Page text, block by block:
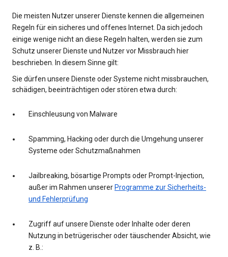
Die meisten Nutzer unserer Dienste kennen die allgemeinen
Regeln für ein sicheres und offenes Internet. Da sich jedoch
einige wenige nicht an diese Regeln halten, werden sie zum
Schutz unserer Dienste und Nutzer vor Missbrauch hier
beschrieben. In diesem Sinne gilt:
Sie dürfen unsere Dienste oder Systeme nicht missbrauchen,
schädigen, beeinträchtigen oder stören etwa durch:
Einschleusung von Malware
Spamming, Hacking oder durch die Umgehung unserer
Systeme oder Schutzmaßnahmen
Jailbreaking, bösartige Prompts oder Prompt-Injection,
außer im Rahmen unserer Programme zur Sicherheits-
und Fehlerprüfung
Zugriff auf unsere Dienste oder Inhalte oder deren
Nutzung in betrügerischer oder täuschender Absicht, wie
z. B.: